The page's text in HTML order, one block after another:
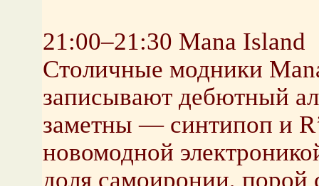
21:00–21:30 Mana Island
Столичные модники
записывают дебютный
заметны — синтипоп и
новомодной
доля самоиронии, порой